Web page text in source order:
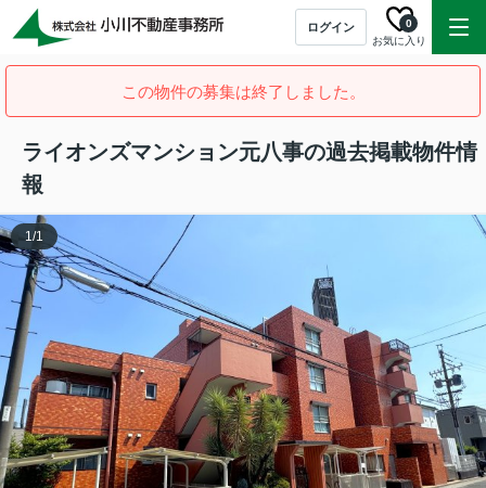
ログイン
お気に入り
0
この物件の募集は終了しました。
ライオンズマンション元八事の過去掲載物件情
報
1/1